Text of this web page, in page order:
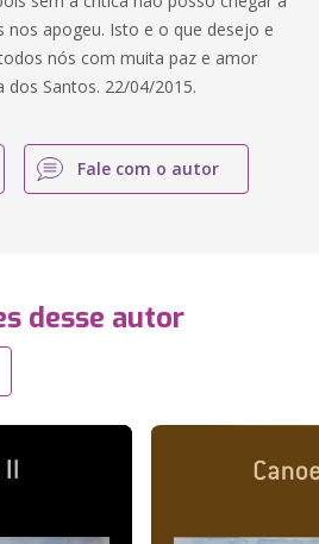
apogeu. Isto e o que desejo e
nós com muita paz e amor
dos Santos. 22/04/2015.
Fale com o autor
desse autor